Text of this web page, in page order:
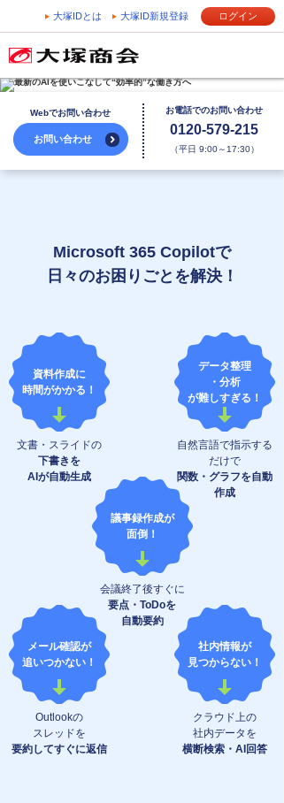
大塚IDとは 大塚ID新規登録 ログイン
Webでお問い合わせ
お問い合わせ
お電話でのお問い合わせ
0120-579-215
（平日 9:00～17:30）
Microsoft 365 Copilotで
日々のお困りごとを解決！
資料作成に
時間がかかる！
文書・スライドの
下書きを
AIが自動生成
データ整理
・分析
が難しすぎる！
自然言語で指示する
だけで
関数・グラフを自動
作成
議事録作成が
面倒！
会議終了後すぐに
要点・ToDoを
自動要約
メール確認が
追いつかない！
Outlookの
スレッドを
要約してすぐに返信
社内情報が
見つからない！
クラウド上の
社内データを
横断検索・AI回答